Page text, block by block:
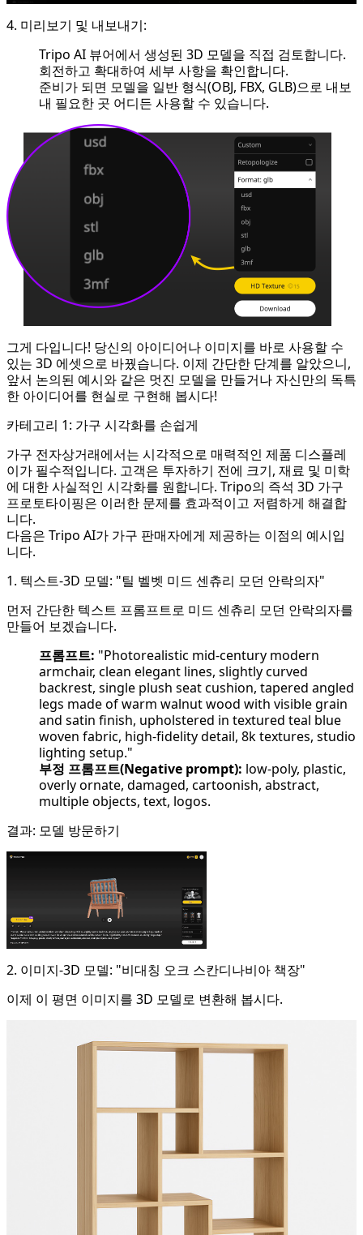
4. 미리보기 및 내보내기:
Tripo AI 뷰어에서 생성된 3D 모델을 직접 검토합니다.
회전하고 확대하여 세부 사항을 확인합니다.
준비가 되면 모델을 일반 형식(OBJ, FBX, GLB)으로 내보
내 필요한 곳 어디든 사용할 수 있습니다.
그게 다입니다! 당신의 아이디어나 이미지를 바로 사용할 수
있는 3D 에셋으로 바꿨습니다. 이제 간단한 단계를 알았으니,
앞서 논의된 예시와 같은 멋진 모델을 만들거나 자신만의 독특
한 아이디어를 현실로 구현해 봅시다!
카테고리 1: 가구 시각화를 손쉽게
가구 전자상거래에서는 시각적으로 매력적인 제품 디스플레
이가 필수적입니다. 고객은 투자하기 전에 크기, 재료 및 미학
에 대한 사실적인 시각화를 원합니다. Tripo의 즉석 3D 가구
프로토타이핑은 이러한 문제를 효과적이고 저렴하게 해결합
니다.
다음은 Tripo AI가 가구 판매자에게 제공하는 이점의 예시입
니다.
1. 텍스트-3D 모델: "틸 벨벳 미드 센츄리 모던 안락의자"
먼저 간단한 텍스트 프롬프트로 미드 센츄리 모던 안락의자를
만들어 보겠습니다.
프롬프트: "Photorealistic mid-century modern
armchair, clean elegant lines, slightly curved
backrest, single plush seat cushion, tapered angled
legs made of warm walnut wood with visible grain
and satin finish, upholstered in textured teal blue
woven fabric, high-fidelity detail, 8k textures, studio
lighting setup."
부정 프롬프트(Negative prompt): low-poly, plastic,
overly ornate, damaged, cartoonish, abstract,
multiple objects, text, logos.
결과: 모델 방문하기
2. 이미지-3D 모델: "비대칭 오크 스칸디나비아 책장"
이제 이 평면 이미지를 3D 모델로 변환해 봅시다.